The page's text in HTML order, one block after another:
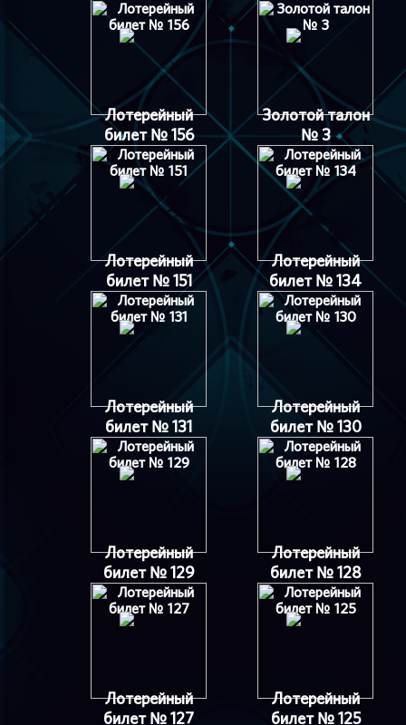
Лотерейный
билет № 156
Золотой талон
№ 3
Лотерейный
билет № 151
Лотерейный
билет № 134
Лотерейный
билет № 131
Лотерейный
билет № 130
Лотерейный
билет № 129
Лотерейный
билет № 128
Лотерейный
билет № 127
Лотерейный
билет № 125